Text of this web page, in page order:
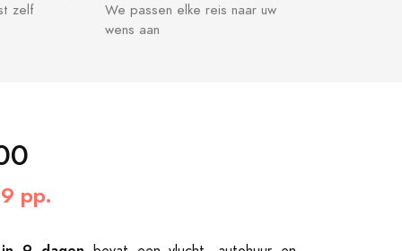
zelf
We passen elke reis naar uw
wens aan
pp.